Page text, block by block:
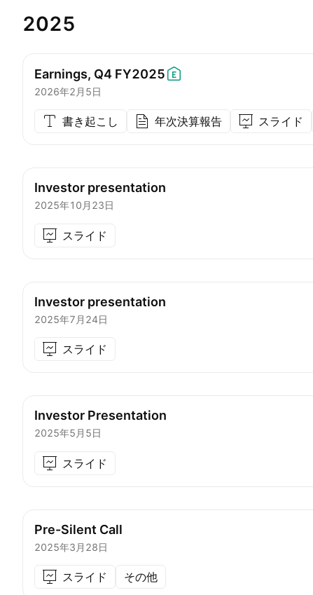
2025
Earnings, Q4 FY2025
2026年2月5日
書き起こし 年次決算報告 スライド
Investor presentation
2025年10月23日
スライド
Investor presentation
2025年7月24日
スライド
Investor Presentation
2025年5月5日
スライド
Pre-Silent Call
2025年3月28日
スライド その他